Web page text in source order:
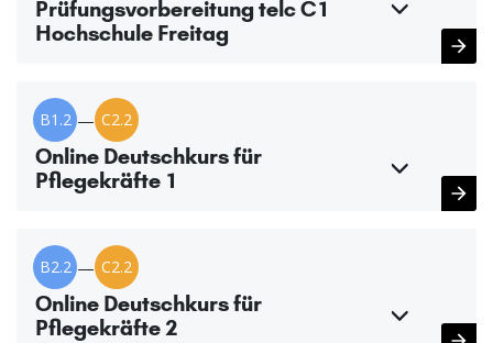
Prüfungsvorbereitung telc C1
Hochschule Freitag
B1.2 — C2.2
Online Deutschkurs für
Pflegekräfte 1
B2.2 — C2.2
Online Deutschkurs für
Pflegekräfte 2